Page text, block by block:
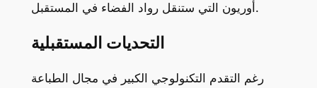
أوريون التي ستنقل رواد الفضاء في المستقبل.
التحديات المستقبلية
رغم التقدم التكنولوجي الكبير في مجال الطباعة